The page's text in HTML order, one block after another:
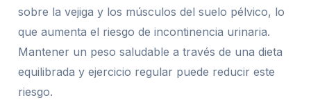
sobre la vejiga y los músculos del suelo pélvico, lo
que aumenta el riesgo de incontinencia urinaria.
Mantener un peso saludable a través de una dieta
equilibrada y ejercicio regular puede reducir este
riesgo.